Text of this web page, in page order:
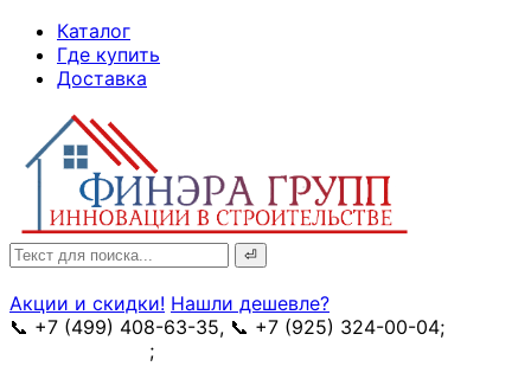
Skip
Content
Каталог
Где купить
Доставка
Search
for:
Акции и скидки! Нашли дешевле?
📞 +7 (499) 408-63-35, 📞 +7 (925) 324-00-04;
;